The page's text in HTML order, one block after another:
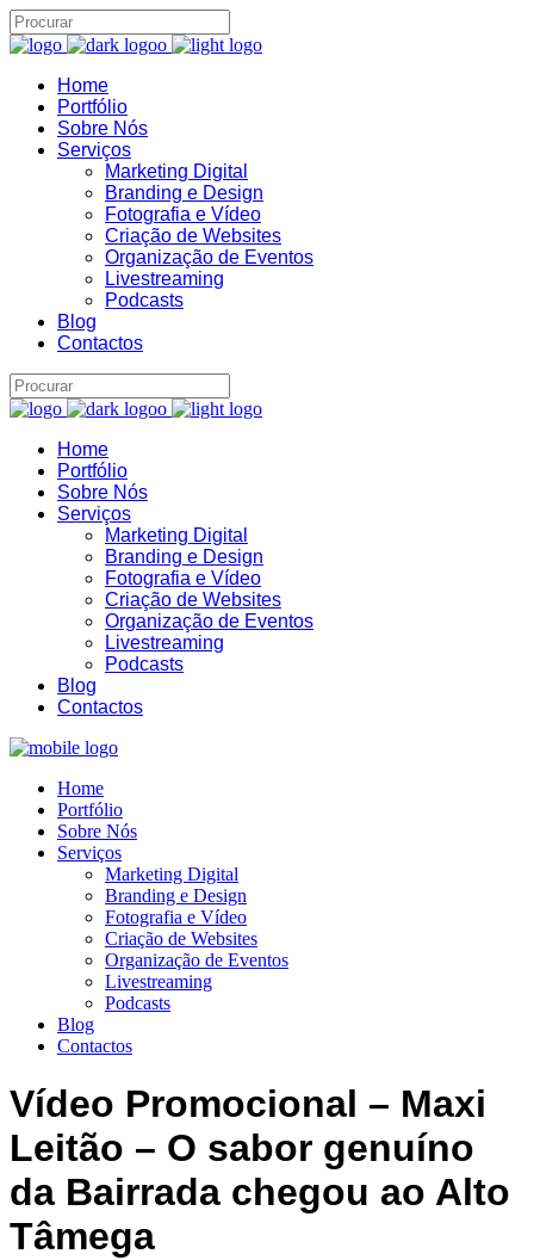
Home
Portfólio
Sobre Nós
Serviços
Marketing Digital
Branding e Design
Fotografia e Vídeo
Criação de Websites
Organização de Eventos
Livestreaming
Podcasts
Blog
Contactos
Home
Portfólio
Sobre Nós
Serviços
Marketing Digital
Branding e Design
Fotografia e Vídeo
Criação de Websites
Organização de Eventos
Livestreaming
Podcasts
Blog
Contactos
Home
Portfólio
Sobre Nós
Serviços
Marketing Digital
Branding e Design
Fotografia e Vídeo
Criação de Websites
Organização de Eventos
Livestreaming
Podcasts
Blog
Contactos
Vídeo Promocional – Maxi
Leitão – O sabor genuíno
da Bairrada chegou ao Alto
Tâmega
B22
Assistente IA · Brand22
Online